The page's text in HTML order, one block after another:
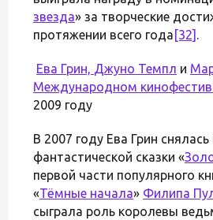
звезда» за творческие
протяжении всего года [32] .
Ева Грин, Джуно Темпл и
Международном
2009 году
В 2007 году Ева Грин
фантастической сказки «
первой части популярного
«Тёмные начала» Филипа
сыграла роль королевы